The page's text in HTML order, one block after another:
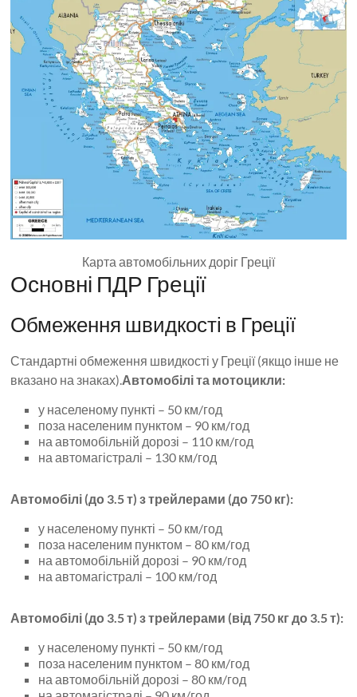
Карта автомобільних доріг Греції
Основні ПДР Греції
Обмеження швидкості в Греції
Стандартні обмеження швидкості у Греції (якщо інше не
вказано на знаках).Автомобілі та мотоцикли:
у населеному пункті – 50 км/год
поза населеним пунктом – 90 км/год
на автомобільній дорозі – 110 км/год
на автомагістралі – 130 км/год
Автомобілі (до 3.5 т) з трейлерами (до 750 кг):
у населеному пункті – 50 км/год
поза населеним пунктом – 80 км/год
на автомобільній дорозі – 90 км/год
на автомагістралі – 100 км/год
Автомобілі (до 3.5 т) з трейлерами (від 750 кг до 3.5 т):
у населеному пункті – 50 км/год
поза населеним пунктом – 80 км/год
на автомобільній дорозі – 80 км/год